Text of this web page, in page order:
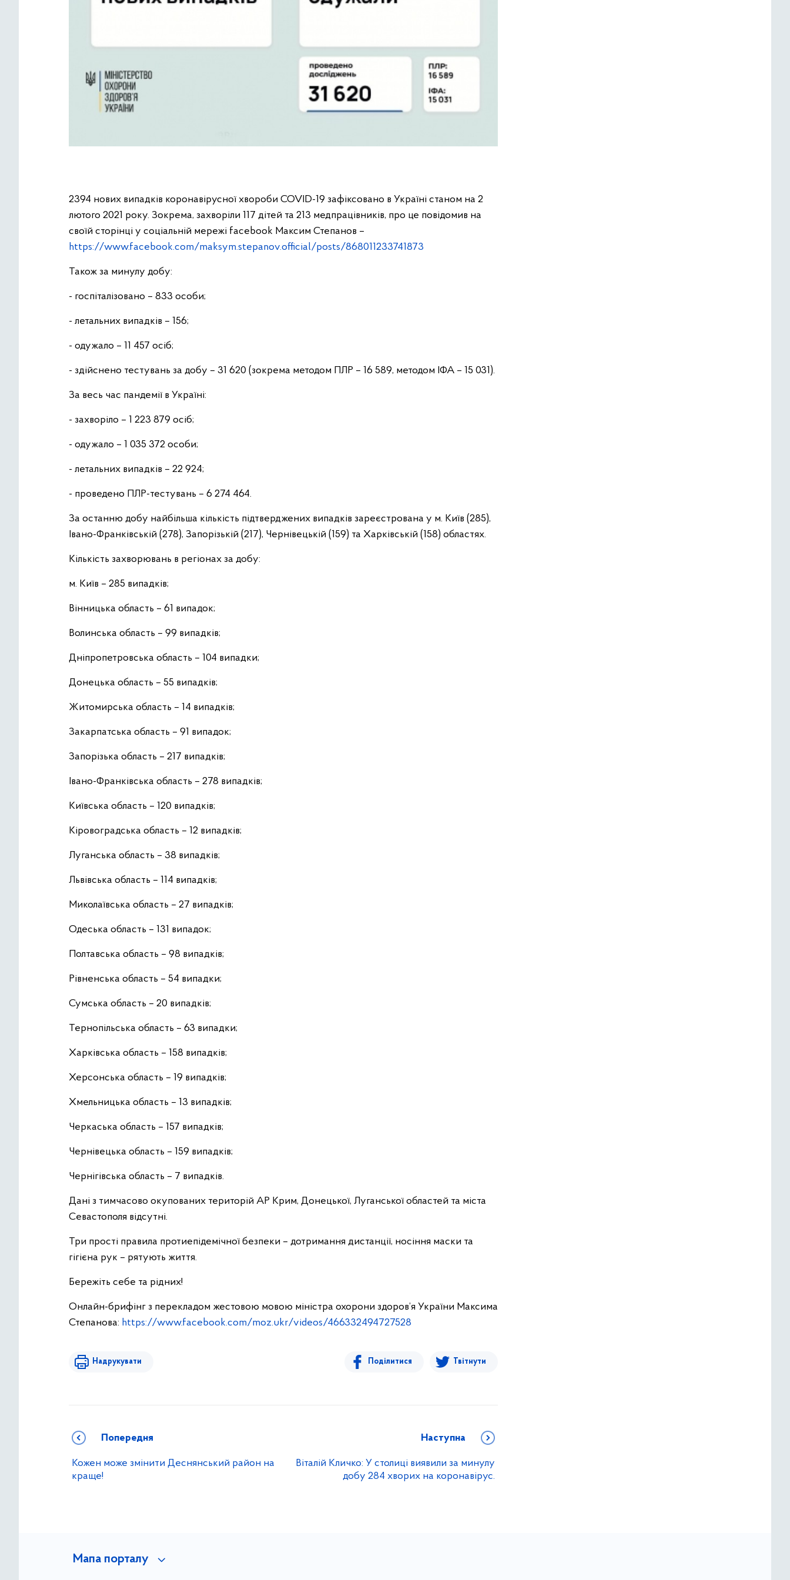
2394 нових випадків коронавірусної хвороби COVID-19 зафіксовано в Україні станом на 2
лютого 2021 року. Зокрема, захворіли 117 дітей та 213 медпрацівників, про це повідомив на
своїй сторінці у соціальній мережі facebook Максим Степанов –
https://www.facebook.com/maksym.stepanov.official/posts/868011233741873
Також за минулу добу:
- госпіталізовано – 833 особи;
- летальних випадків – 156;
- одужало – 11 457 осіб;
- здійснено тестувань за добу – 31 620 (зокрема методом ПЛР – 16 589, методом ІФА – 15 031).
За весь час пандемії в Україні:
- захворіло – 1 223 879 осіб;
- одужало – 1 035 372 особи;
- летальних випадків – 22 924;
- проведено ПЛР-тестувань – 6 274 464.
За останню добу найбільша кількість підтверджених випадків зареєстрована у м. Київ (285),
Івано-Франківській (278), Запорізькій (217), Чернівецькій (159) та Харківській (158) областях.
Кількість захворювань в регіонах за добу:
м. Київ – 285 випадків;
Вінницька область – 61 випадок;
Волинська область – 99 випадків;
Дніпропетровська область – 104 випадки;
Донецька область – 55 випадків;
Житомирська область – 14 випадків;
Закарпатська область – 91 випадок;
Запорізька область – 217 випадків;
Івано-Франківська область – 278 випадків;
Київська область – 120 випадків;
Кіровоградська область – 12 випадків;
Луганська область – 38 випадків;
Львівська область – 114 випадків;
Миколаївська область – 27 випадків;
Одеська область – 131 випадок;
Полтавська область – 98 випадків;
Рівненська область – 54 випадки;
Сумська область – 20 випадків;
Тернопільська область – 63 випадки;
Харківська область – 158 випадків;
Херсонська область – 19 випадків;
Хмельницька область – 13 випадків;
Черкаська область – 157 випадків;
Чернівецька область – 159 випадків;
Чернігівська область – 7 випадків.
Дані з тимчасово окупованих територій АР Крим, Донецької, Луганської областей та міста
Севастополя відсутні.
Три прості правила протиепідемічної безпеки – дотримання дистанції, носіння маски та
гігієна рук – рятують життя.
Бережіть себе та рідних!
Онлайн-брифінг з перекладом жестовою мовою міністра охорони здоров’я України Максима
Степанова: https://www.facebook.com/moz.ukr/videos/466332494727528
Надрукувати Поділитися Твітнути
Попередня
Кожен може змінити Деснянський район на
краще!
Наступна
Віталій Кличко: У столиці виявили за минулу
добу 284 хворих на коронавірус.
Мапа порталу